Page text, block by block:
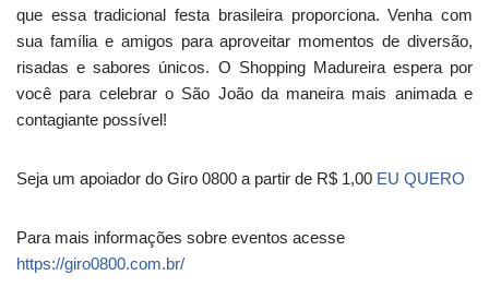
que essa tradicional festa brasileira proporciona. Venha com
sua família e amigos para aproveitar momentos de diversão,
risadas e sabores únicos. O Shopping Madureira espera por
você para celebrar o São João da maneira mais animada e
contagiante possível!
Seja um apoiador do Giro 0800 a partir de R$ 1,00 EU QUERO
Para mais informações sobre eventos acesse
https://giro0800.com.br/